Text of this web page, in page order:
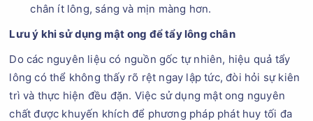
chân ít lông, sáng và mịn màng hơn.
Lưu ý khi sử dụng mật ong để tẩy lông chân
Do các nguyên liệu có nguồn gốc tự nhiên, hiệu quả tẩy
lông có thể không thấy rõ rệt ngay lập tức, đòi hỏi sự kiên
trì và thực hiện đều đặn. Việc sử dụng mật ong nguyên
chất được khuyến khích để phương pháp phát huy tối đa